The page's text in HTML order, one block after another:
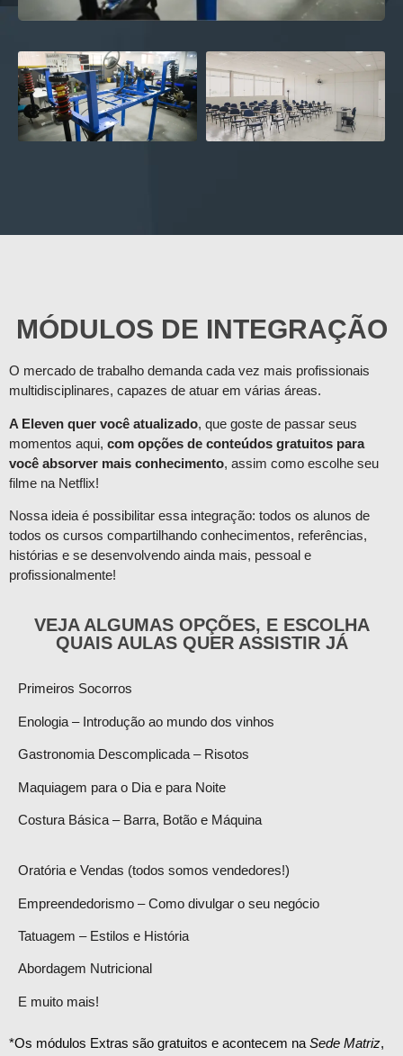
MÓDULOS DE INTEGRAÇÃO
O mercado de trabalho demanda cada vez mais profissionais
multidisciplinares, capazes de atuar em várias áreas.
A Eleven quer você atualizado, que goste de passar seus
momentos aqui, com opções de conteúdos gratuitos para
você absorver mais conhecimento, assim como escolhe seu
filme na Netflix!
Nossa ideia é possibilitar essa integração: todos os alunos de
todos os cursos compartilhando conhecimentos, referências,
histórias e se desenvolvendo ainda mais, pessoal e
profissionalmente!
VEJA ALGUMAS OPÇÕES, E ESCOLHA
QUAIS AULAS QUER ASSISTIR JÁ
Primeiros Socorros
Enologia – Introdução ao mundo dos vinhos
Gastronomia Descomplicada – Risotos
Maquiagem para o Dia e para Noite
Costura Básica – Barra, Botão e Máquina
Oratória e Vendas (todos somos vendedores!)
Empreendedorismo – Como divulgar o seu negócio
Tatuagem – Estilos e História
Abordagem Nutricional
E muito mais!
*Os módulos Extras são gratuitos e acontecem na Sede Matriz,